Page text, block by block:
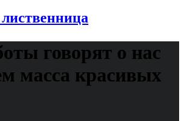
говорят о нас
масса красивых